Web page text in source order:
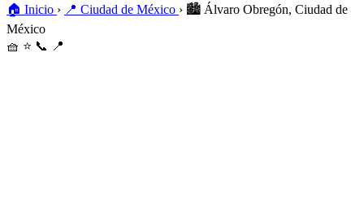
🏠 Inicio › 📍 Ciudad de México › 🏙️ Álvaro Obregón, Ciudad de
México
🧺 ⭐ 📞 📍